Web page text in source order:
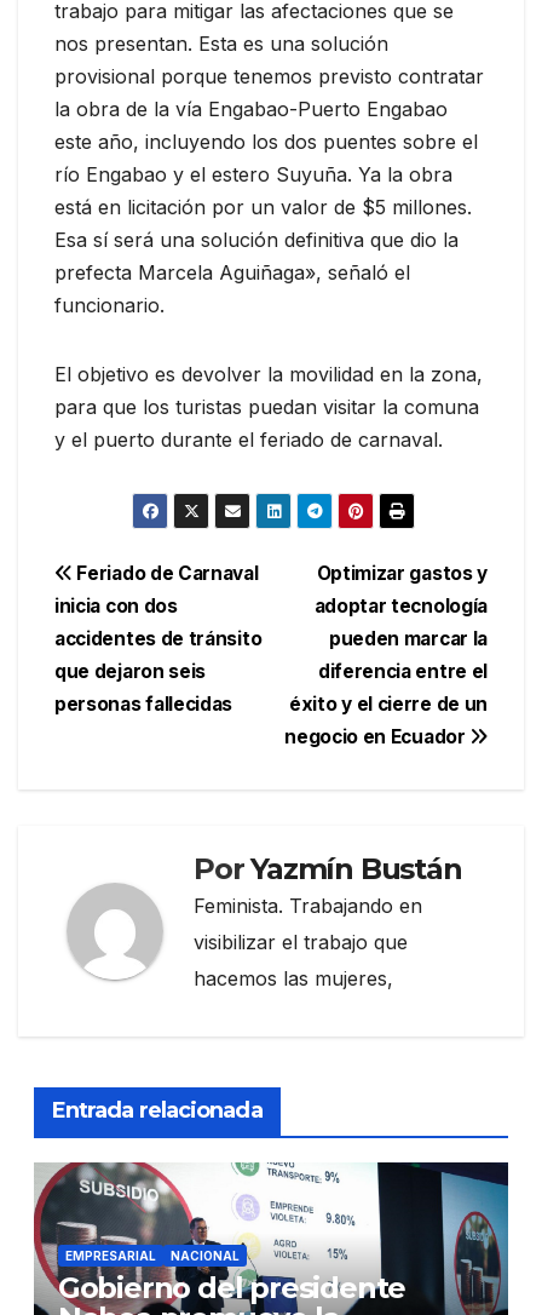
trabajo para mitigar las afectaciones que se
nos presentan. Esta es una solución
provisional porque tenemos previsto contratar
la obra de la vía Engabao-Puerto Engabao
este año, incluyendo los dos puentes sobre el
río Engabao y el estero Suyuña. Ya la obra
está en licitación por un valor de $5 millones.
Esa sí será una solución definitiva que dio la
prefecta Marcela Aguiñaga», señaló el
funcionario.
El objetivo es devolver la movilidad en la zona,
para que los turistas puedan visitar la comuna
y el puerto durante el feriado de carnaval.
Navegación
de
entradas
Optimizar gastos y
adoptar tecnología
pueden marcar la
diferencia entre el
éxito y el cierre de un
negocio en Ecuador
Feriado de Carnaval
inicia con dos
accidentes de tránsito
que dejaron seis
personas fallecidas
PorYazmín Bustán
Feminista. Trabajando en
visibilizar el trabajo que
hacemos las mujeres,
Entrada relacionada
EMPRESARIAL NACIONAL
Gobierno del presidente